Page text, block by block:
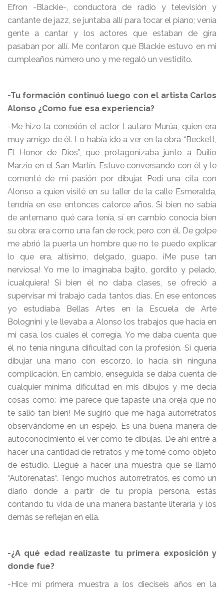
Efron -Blackie-, conductora de radio y televisión y
cantante de jazz, se juntaba allí para tocar el piano; venía
gente a cantar y los actores que estaban de gira
pasaban por allí. Me contaron que Blackie estuvo en mi
cumpleaños número uno y me regaló un vestidito.
-Tu formación continuó luego con el artista Carlos
Alonso ¿Como fue esa experiencia?
-Me hizo la conexión el actor Lautaro Murúa, quien era
muy amigo de él. Lo había ido a ver en la obra “Beckett,
El Honor de Dios”, que protagonizaba junto a Duilio
Marzio en el San Martín. Estuve conversando con él y le
comenté de mi pasión por dibujar. Pedí una cita con
Alonso a quien visité en su taller de la calle Esmeralda,
tendría en ese entonces catorce años. Si bien no sabía
de antemano qué cara tenía, sí en cambio conocía bien
su obra: era como una fan de rock, pero con él. De golpe
me abrió la puerta un hombre que no te puedo explicar
lo que era, altísimo, delgado, guapo. ¡Me puse tan
nerviosa! Yo me lo imaginaba bajito, gordito y pelado,
¡cualquiera! Si bien él no daba clases, se ofreció a
supervisar mi trabajo cada tantos días. En ese entonces
yo estudiaba Bellas Artes en la Escuela de Arte
Bolognini y le llevaba a Alonso los trabajos que hacía en
mi casa, los cuales él corregía. Yo me daba cuenta que
él no tenía ninguna dificultad con la profesión. Si quería
dibujar una mano con escorzo, lo hacía sin ninguna
complicación. En cambio, enseguida se daba cuenta de
cualquier mínima dificultad en mis dibujos y me decía
cosas como: ¡me parece que tapaste una oreja que no
te salió tan bien! Me sugirió que me haga autorretratos
observándome en un espejo. Es una buena manera de
autoconocimiento el ver como te dibujas. De ahí entré a
hacer una cantidad de retratos y me tomé como objeto
de estudio. Llegué a hacer una muestra que se llamó
“Autorenatas“. Tengo muchos autorretratos, es como un
diario donde a partir de tu propia persona, estás
contando tu vida de una manera bastante literaria y los
demás se reflejan en ella.
-¿A qué edad realizaste tu primera exposición y
donde fue?
-Hice mi primera muestra a los dieciseis años en la